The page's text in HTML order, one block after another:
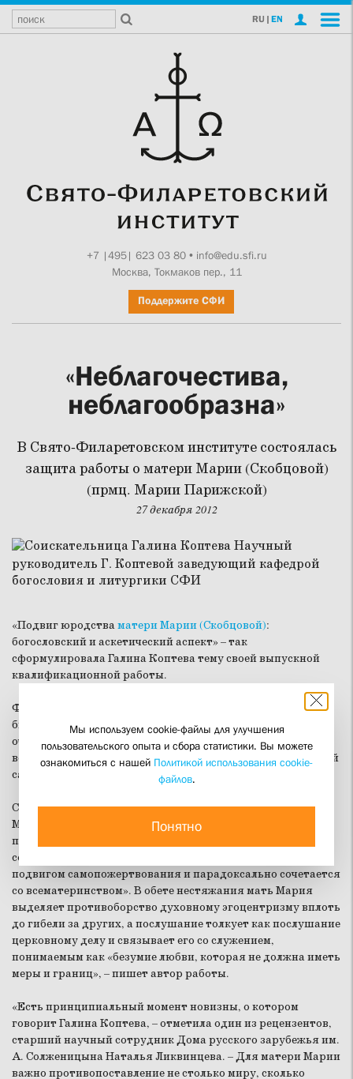
RU | EN
+7 |495| 623 03 80• info@edu.sfi.ru
Москва, Токмаков пер., 11
Поддержите СФИ
«Неблагочестива,
неблагообразна»
В Свято-Филаретовском институте состоялась
защита работы о матери Марии (Скобцовой)
(прмц. Марии Парижской)
27 декабря 2012
«Подвиг юродстваматери Марии (Скобцовой):
богословский и аскетический аспект» – так
сформулировала Галина Коптева тему своей выпускной
квалификационной работы.
Фигура матери Марии – ключевая в истории XX века. Она
была необычной монахиней – не заботилась в первую
очередь о личном спасении, провозгласила и утверждала
возможность монашества в миру, где действовала с полной
самоотдачей, с отвержением себя до смерти.
Соискательница указала на переосмысление матерью
Марией традиционных монашеских обетов. Целомудрие,
понятое как целостность, «обещается Богу не как
сохранение данности, но приобретается аскетическим
подвигом самопожертвования и парадоксально сочетается
со всематеринством». В обете нестяжания мать Мария
выделяет противоборство духовному эгоцентризму вплоть
до гибели за других, а послушание толкует как послушание
церковному делу и связывает его со служением,
понимаемым как «безумие любви, которая не должна иметь
меры и границ», – пишет автор работы.
«Есть принципиальный момент новизны, о котором
говорит Галина Коптева, – отметила один из рецензентов,
старший научный сотрудник Дома русского зарубежья им.
А. Солженицына Наталья Ликвинцева. – Для матери Марии
важно противопоставление не столько миру, сколько
Мы используем cookie-файлы для улучшения
пользовательского опыта и сбора статистики. Вы можете
ознакомиться с нашей Политикой использования cookie-
файлов.
Понятно